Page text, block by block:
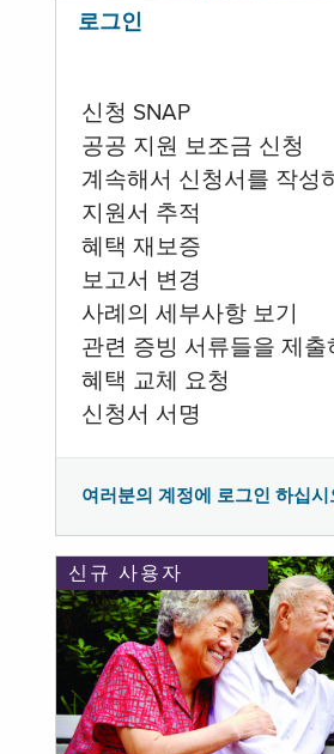
로그인
신청 SNAP
공공 지원 보조금 신청
계속해서 신청서를 작성
지원서 추적
혜택 재보증
보고서 변경
사례의 세부사항 보기
관련 증빙 서류들을 제출
혜택 교체 요청
신청서 서명
여러분의 계정에 로그인 하십시
신규 사용자